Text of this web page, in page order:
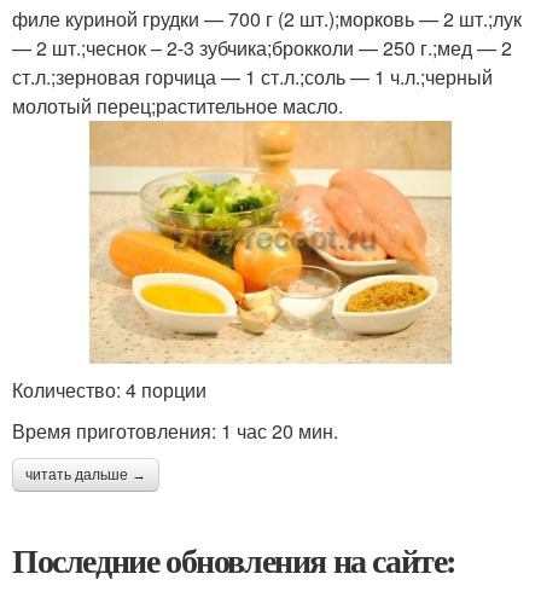
филе куриной грудки — 700 г (2 шт.);морковь — 2 шт.;лук
— 2 шт.;чеснок – 2-3 зубчика;брокколи — 250 г.;мед — 2
ст.л.;зерновая горчица — 1 ст.л.;соль — 1 ч.л.;черный
молотый перец;растительное масло.
Количество: 4 порции
Время приготовления: 1 час 20 мин.
читать дальше →
Последние обновления на сайте: